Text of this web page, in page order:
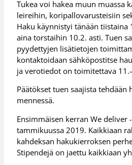
Tukea voi hakea muun muassa
leireihin, koripallovarusteisiin
Haku käynnistyi tänään tiistaina
aina torstaihin 10.2. asti. Tuen
pyydettyjen lisätietojen
kontaktoidaan sähköpostitse
ja verotiedot on toimitettava
Päätökset tuen saajista
mennessä.
Ensimmäisen kerran We deliver
tammikuussa 2019. Kaikkiaan
kahdeksan hakukierroksen
Stipendejä on jaettu kaikkiaan